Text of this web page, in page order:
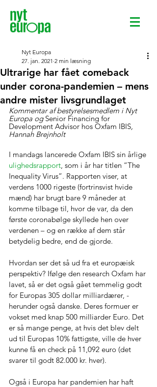
Ultrarige har fået comeback
under corona-pandemien – mens
andre mister livsgrundlaget
Nyt Europa
27. jan. 2021 2 min læsning
Kommentar af bestyrelsesmedlem i Nyt
Europa og Senior Financing for
Development Advisor hos Oxfam IBIS,
Hannah Brejnholt
I mandags lancerede Oxfam IBIS sin årlige
ulighedsrapport, som i år har titlen ”The
Inequality Virus”. Rapporten viser, at
verdens 1000 rigeste (fortrinsvist hvide
mænd) har brugt bare 9 måneder at
komme tilbage til, hvor de var, da den
første coronabølge skyllede hen over
verdenen – og en række af dem står
betydelig bedre, end de gjorde.
Hvordan ser det så ud fra et europæisk
perspektiv? Ifølge den research Oxfam har
lavet, så er det også gået temmelig godt
for Europas 305 dollar milliardærer, -
herunder også danske. Deres formuer er
vokset med knap 500 milliarder Euro. Det
er så mange penge, at hvis det blev delt
ud til Europas 10% fattigste, ville de hver
kunne få en check på 11,092 euro (det
svarer til godt 82.000 kr. hver).
Også i Europa har pandemien har haft